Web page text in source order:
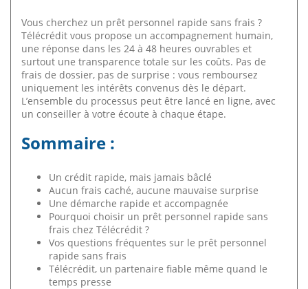
Vous cherchez un prêt personnel rapide sans frais ?
Télécrédit vous propose un accompagnement humain,
une réponse dans les 24 à 48 heures ouvrables et
surtout une transparence totale sur les coûts. Pas de
frais de dossier, pas de surprise : vous remboursez
uniquement les intérêts convenus dès le départ.
L’ensemble du processus peut être lancé en ligne, avec
un conseiller à votre écoute à chaque étape.
Sommaire :
Un crédit rapide, mais jamais bâclé
Aucun frais caché, aucune mauvaise surprise
Une démarche rapide et accompagnée
Pourquoi choisir un prêt personnel rapide sans
frais chez Télécrédit ?
Vos questions fréquentes sur le prêt personnel
rapide sans frais
Télécrédit, un partenaire fiable même quand le
temps presse